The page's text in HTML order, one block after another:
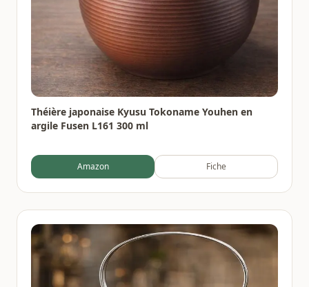
Théière japonaise Kyusu Tokoname Youhen en
argile Fusen L161 300 ml
Amazon Fiche